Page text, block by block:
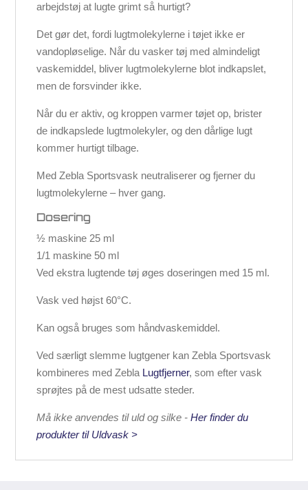
arbejdstøj at lugte grimt så hurtigt?
Det gør det, fordi lugtmolekylerne i tøjet ikke er
vandopløselige. Når du vasker tøj med almindeligt
vaskemiddel, bliver lugtmolekylerne blot indkapslet,
men de forsvinder ikke.
Når du er aktiv, og kroppen varmer tøjet op, brister
de indkapslede lugtmolekyler, og den dårlige lugt
kommer hurtigt tilbage.
Med Zebla Sportsvask neutraliserer og fjerner du
lugtmolekylerne – hver gang.
Dosering
½ maskine 25 ml
1/1 maskine 50 ml
Ved ekstra lugtende tøj øges doseringen med 15 ml.
Vask ved højst 60°C.
Kan også bruges som håndvaskemiddel.
Ved særligt slemme lugtgener kan Zebla Sportsvask
kombineres med Zebla Lugtfjerner, som efter vask
sprøjtes på de mest udsatte steder.
Må ikke anvendes til uld og silke -Her finder du
produkter til Uldvask >